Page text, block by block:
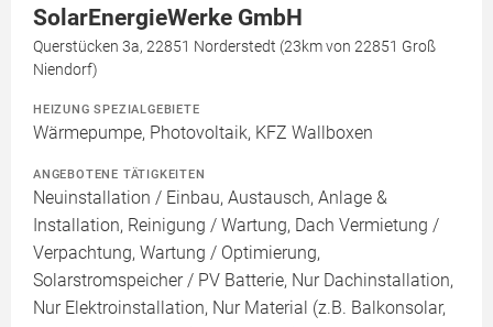
SolarEnergieWerke GmbH
Querstücken 3a, 22851 Norderstedt (23km von 22851 Groß
Niendorf)
HEIZUNG SPEZIALGEBIETE
Wärmepumpe, Photovoltaik, KFZ Wallboxen
ANGEBOTENE TÄTIGKEITEN
Neuinstallation / Einbau, Austausch, Anlage &
Installation, Reinigung / Wartung, Dach Vermietung /
Verpachtung, Wartung / Optimierung,
Solarstromspeicher / PV Batterie, Nur Dachinstallation,
Nur Elektroinstallation, Nur Material (z.B. Balkonsolar,